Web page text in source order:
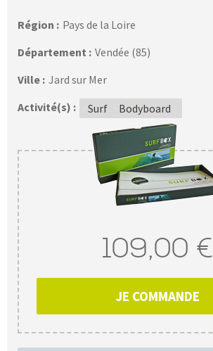
Région : Pays de la Loire
Département : Vendée (85)
Ville : Jard sur Mer
Activité(s) :
Surf Bodyboard
109,00 €
JE COMMANDE